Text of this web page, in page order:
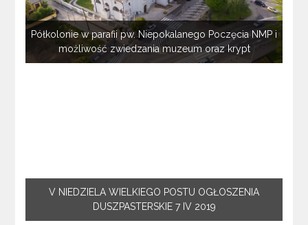
Półkolonie w parafii pw. Niepokalanego Poczęcia NMP i
możliwość zwiedzania muzeum oraz krypt
V NIEDZIELA WIELKIEGO POSTU OGŁOSZENIA
DUSZPASTERSKIE 7 IV 2019